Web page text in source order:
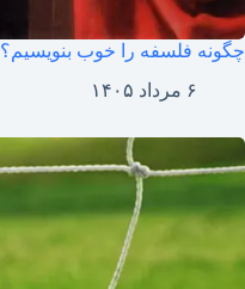
چگونه فلسفه را خوب بنویسیم؟
۶ مرداد ۱۴۰۵